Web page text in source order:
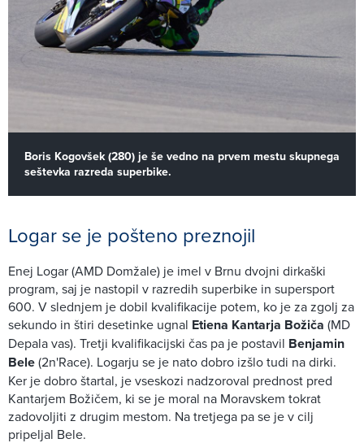
Boris Kogovšek (280) je še vedno na prvem mestu skupnega
seštevka razreda superbike.
Logar se je pošteno preznojil
Enej Logar (AMD Domžale) je imel v Brnu dvojni dirkaški
program, saj je nastopil v razredih superbike in supersport
600. V slednjem je dobil kvalifikacije potem, ko je za zgolj za
sekundo in štiri desetinke ugnal Etiena Kantarja Božiča (MD
Depala vas). Tretji kvalifikacijski čas pa je postavil Benjamin
Bele(2n'Race). Logarju se je nato dobro izšlo tudi na dirki.
Ker je dobro štartal, je vseskozi nadzoroval prednost pred
Kantarjem Božičem, ki se je moral na Moravskem tokrat
zadovoljiti z drugim mestom. Na tretjega pa se je v cilj
pripeljal Bele.